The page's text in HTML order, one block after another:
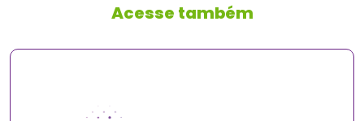
Acesse também